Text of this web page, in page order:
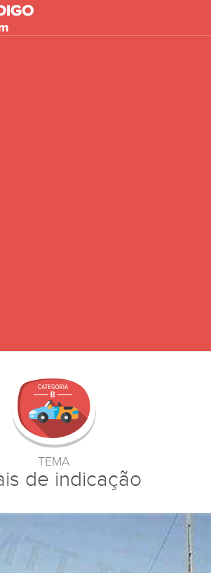
TEMA
de indicação